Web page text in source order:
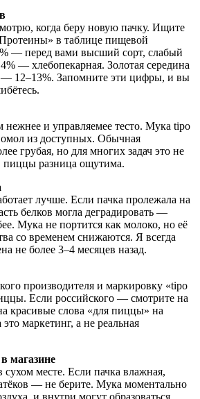
когда беру новую пачку. Ищите
в таблице пищевой
— перед вами высший сорт, слабый
— хлебопекарная. Золотая середина
12–13%. Запомните эти цифры, и вы
нежнее и управляемее тесто. Мука tipo
из доступных. Обычная
грубая, но для многих задач это не
пиццы разница ощутима.
лучше. Если пачка пролежала на
белков могла деградировать —
Мука не портится как молоко, но её
со временем снижаются. Я всегда
не более 3–4 месяцев назад.
производителя и маркировку «tipo
Если российского — смотрите на
красивые слова «для пиццы» на
маркетинг, а не реальная
магазине
месте. Если пачка влажная,
— не берите. Мука моментально
и внутри могут образоваться